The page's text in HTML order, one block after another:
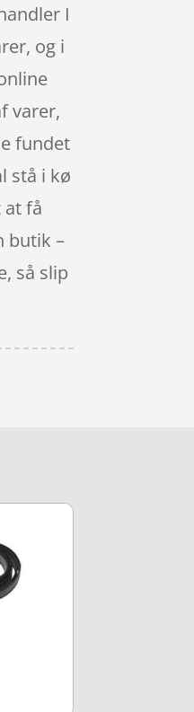
I
og i
varer,
fundet
stå i kø
at få
butik –
så slip